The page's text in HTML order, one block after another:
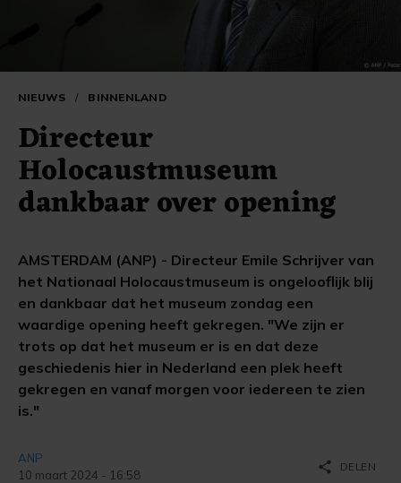
NIEUWS / BINNENLAND
Directeur
Holocaustmuseum
dankbaar over opening
AMSTERDAM (ANP) - Directeur Emile Schrijver van
het Nationaal Holocaustmuseum is ongelooflijk blij
en dankbaar dat het museum zondag een
waardige opening heeft gekregen. "We zijn er
trots op dat het museum er is en dat deze
geschiedenis hier in Nederland een plek heeft
gekregen en vanaf morgen voor iedereen te zien
is."
ANP
10 maart 2024 - 16:58
share DELEN